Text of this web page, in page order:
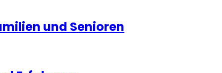
und Senioren